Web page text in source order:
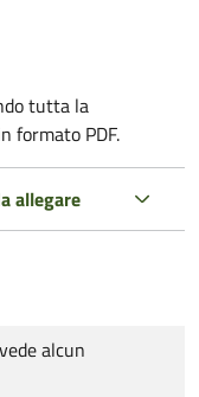
tutta la
formato PDF.
allegare
alcun